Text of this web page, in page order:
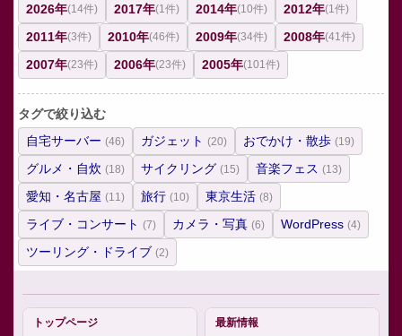
2026年(14件) 2017年(1件) 2014年(10件) 2012年(1件)
2011年(3件) 2010年(46件) 2009年(34件) 2008年(41件)
2007年(23件) 2006年(23件) 2005年(101件)
タグで絞り込む
自宅サーバー (46) ガジェット (20) おでかけ・散歩 (19)
グルメ・自炊 (18) サイクリング (15) 音楽フェス (13)
愛知・名古屋 (11) 旅行 (10) 東京生活 (8)
ライブ・コンサート (7) カメラ・写真 (6) WordPress (4)
ツーリング・ドライブ (2)
トップページ 最新情報